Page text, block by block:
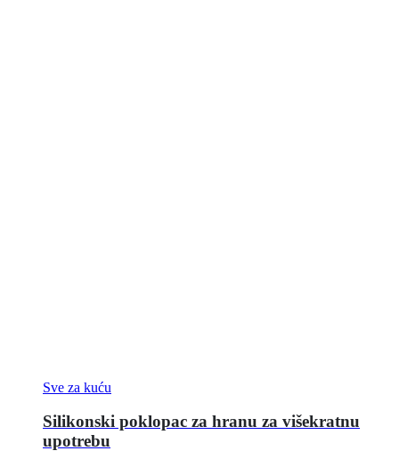
Sve za kuću
Silikonski poklopac za hranu za višekratnu
upotrebu